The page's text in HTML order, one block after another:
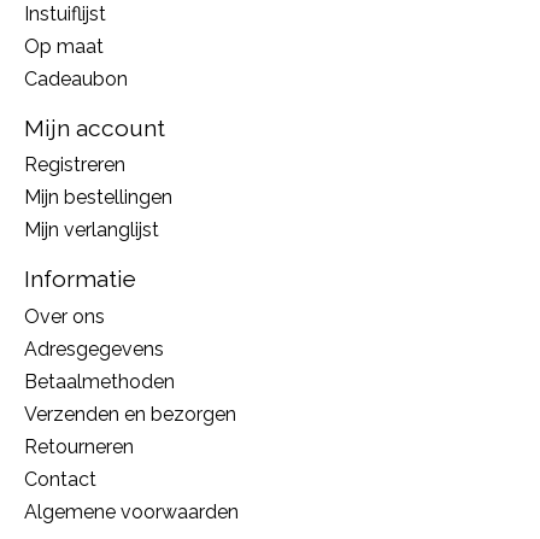
Instuiflijst
Op maat
Cadeaubon
Mijn account
Registreren
Mijn bestellingen
Mijn verlanglijst
Informatie
Over ons
Adresgegevens
Betaalmethoden
Verzenden en bezorgen
Retourneren
Contact
Algemene voorwaarden